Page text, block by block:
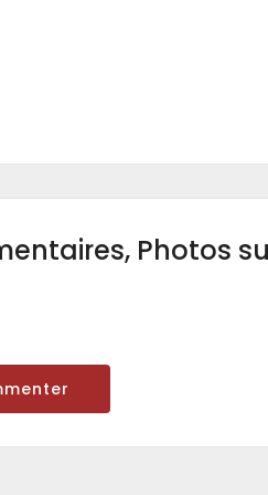
Photos